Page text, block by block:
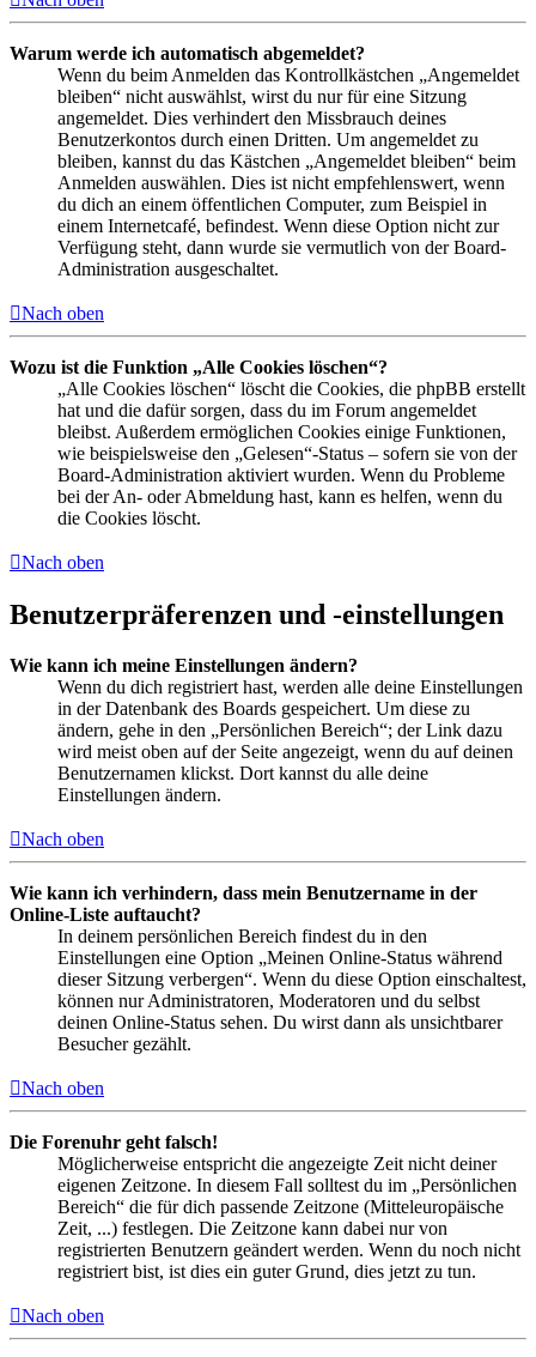
Warum werde ich automatisch abgemeldet?
Wenn du beim Anmelden das Kontrollkästchen „Angemeldet
bleiben“ nicht auswählst, wirst du nur für eine Sitzung
angemeldet. Dies verhindert den Missbrauch deines
Benutzerkontos durch einen Dritten. Um angemeldet zu
bleiben, kannst du das Kästchen „Angemeldet bleiben“ beim
Anmelden auswählen. Dies ist nicht empfehlenswert, wenn
du dich an einem öffentlichen Computer, zum Beispiel in
einem Internetcafé, befindest. Wenn diese Option nicht zur
Verfügung steht, dann wurde sie vermutlich von der Board-
Administration ausgeschaltet.
Nach oben
Wozu ist die Funktion „Alle Cookies löschen“?
„Alle Cookies löschen“ löscht die Cookies, die phpBB erstellt
hat und die dafür sorgen, dass du im Forum angemeldet
bleibst. Außerdem ermöglichen Cookies einige Funktionen,
wie beispielsweise den „Gelesen“-Status – sofern sie von der
Board-Administration aktiviert wurden. Wenn du Probleme
bei der An- oder Abmeldung hast, kann es helfen, wenn du
die Cookies löscht.
Nach oben
Benutzerpräferenzen und -einstellungen
Wie kann ich meine Einstellungen ändern?
Wenn du dich registriert hast, werden alle deine Einstellungen
in der Datenbank des Boards gespeichert. Um diese zu
ändern, gehe in den „Persönlichen Bereich“; der Link dazu
wird meist oben auf der Seite angezeigt, wenn du auf deinen
Benutzernamen klickst. Dort kannst du alle deine
Einstellungen ändern.
Nach oben
Wie kann ich verhindern, dass mein Benutzername in der
Online-Liste auftaucht?
In deinem persönlichen Bereich findest du in den
Einstellungen eine Option „Meinen Online-Status während
dieser Sitzung verbergen“. Wenn du diese Option einschaltest,
können nur Administratoren, Moderatoren und du selbst
deinen Online-Status sehen. Du wirst dann als unsichtbarer
Besucher gezählt.
Nach oben
Die Forenuhr geht falsch!
Möglicherweise entspricht die angezeigte Zeit nicht deiner
eigenen Zeitzone. In diesem Fall solltest du im „Persönlichen
Bereich“ die für dich passende Zeitzone (Mitteleuropäische
Zeit, ...) festlegen. Die Zeitzone kann dabei nur von
registrierten Benutzern geändert werden. Wenn du noch nicht
registriert bist, ist dies ein guter Grund, dies jetzt zu tun.
Nach oben